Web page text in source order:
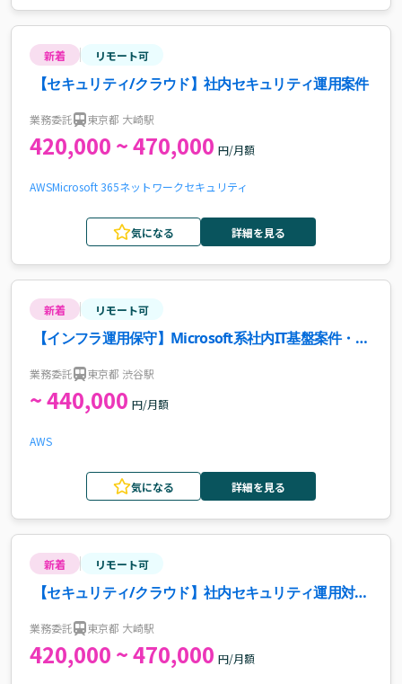
新着 リモート可
【セキュリティ/クラウド】社内セキュリティ運用案件
業務委託 東京都 大崎駅
420,000 ~ 470,000 円/月額
AWSMicrosoft 365ネットワークセキュリティ
気になる 詳細を見る
新着 リモート可
【インフラ運用保守】Microsoft系社内IT基盤案件・求
業務委託 東京都 渋谷駅
~ 440,000 円/月額
AWS
気になる 詳細を見る
新着 リモート可
【セキュリティ/クラウド】社内セキュリティ運用対応
業務委託 東京都 大崎駅
420,000 ~ 470,000 円/月額